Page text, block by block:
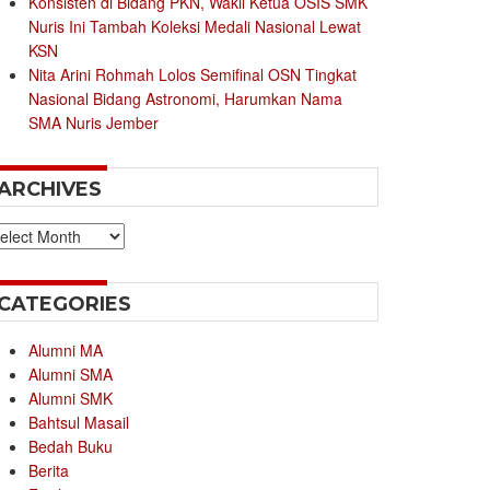
Nuris Ini Tambah Koleksi Medali Nasional Lewat
KSN
Nita Arini Rohmah Lolos Semifinal OSN Tingkat
Nasional Bidang Astronomi, Harumkan Nama
SMA Nuris Jember
Alumni MA
Alumni SMA
Alumni SMK
Bahtsul Masail
Bedah Buku
Berita